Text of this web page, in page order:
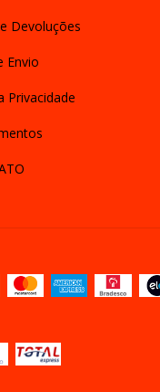
Devoluções
Envio
Privacidade